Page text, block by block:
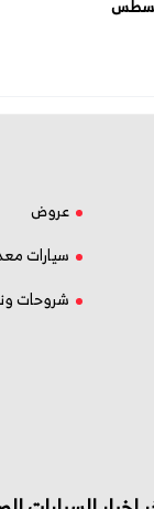
عروض
سيارات
شروحات